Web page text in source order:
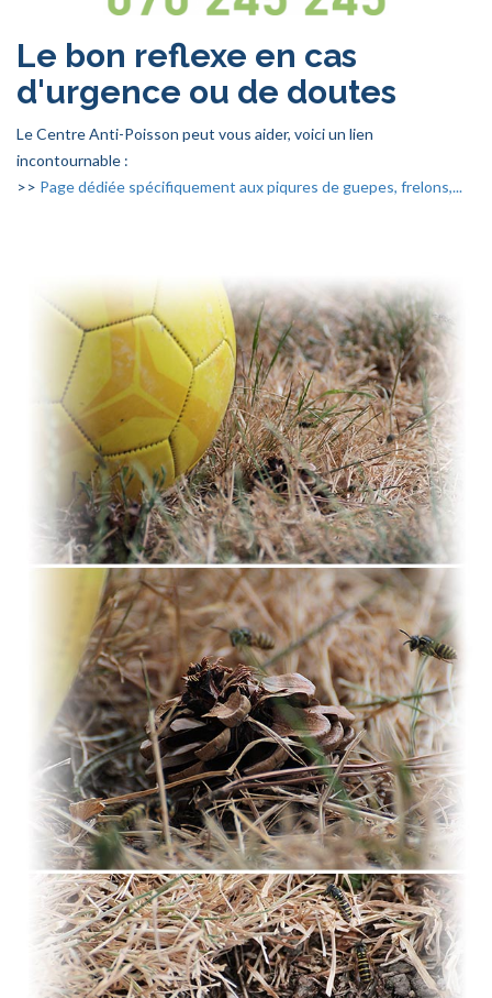
Le bon reflexe en cas
d'urgence ou de doutes
Le Centre Anti-Poisson peut vous aider, voici un lien
incontournable :
>> Page dédiée spécifiquement aux piqures de guepes, frelons,...